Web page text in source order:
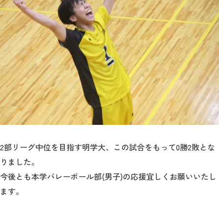
2部リーグ中位を目指す明学大、この試合をもって0勝2敗とな
りました。
今後とも本学バレーボール部(男子)の応援宜しくお願いいたし
ます。